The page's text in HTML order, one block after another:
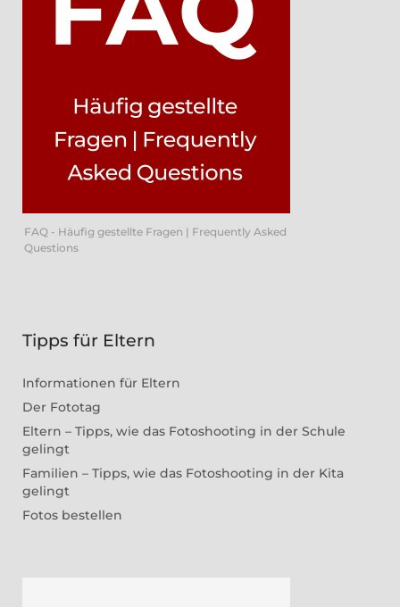
FAQ - Häufig gestellte Fragen | Frequently Asked
Questions
Tipps für Eltern
Informationen für Eltern
Der Fototag
Eltern – Tipps, wie das Fotoshooting in der Schule
gelingt
Familien – Tipps, wie das Fotoshooting in der Kita
gelingt
Fotos bestellen